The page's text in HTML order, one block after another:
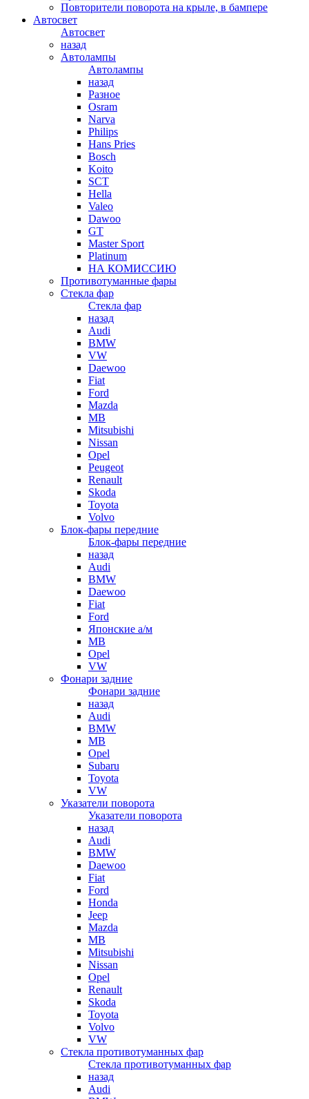
Повторители поворота на крыле, в бампере
Автосвет
Автосвет
назад
Автолампы
Автолампы
назад
Разное
Osram
Narva
Philips
Hans Pries
Bosch
Koito
SCT
Hella
Valeo
Dawoo
GT
Master Sport
Platinum
НА КОМИССИЮ
Противотуманные фары
Стекла фар
Стекла фар
назад
Audi
BMW
VW
Daewoo
Fiat
Ford
Mazda
MB
Mitsubishi
Nissan
Opel
Peugeot
Renault
Skoda
Toyota
Volvo
Блок-фары передние
Блок-фары передние
назад
Audi
BMW
Daewoo
Fiat
Ford
Японские а/м
MB
Opel
VW
Фонари задние
Фонари задние
назад
Audi
BMW
MB
Opel
Subaru
Toyota
VW
Указатели поворота
Указатели поворота
назад
Audi
BMW
Daewoo
Fiat
Ford
Honda
Jeep
Mazda
MB
Mitsubishi
Nissan
Opel
Renault
Skoda
Toyota
Volvo
VW
Стекла противотуманных фар
Стекла противотуманных фар
назад
Audi